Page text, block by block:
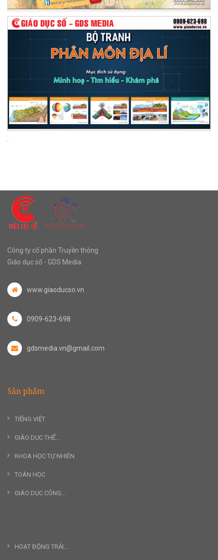
Công ty cổ phần Truyền thông
Giáo dục số - GDS Media
www.giaoducso.vn
0909-623-698
gdsmedia.vn@gmail.com
Sản phẩm
TIẾNG VIỆT
GIÁO DỤC THỂ...
KHOA HỌC TỰ NHIÊN
TOÁN HỌC
GIÁO DỤC CÔNG...
HOẠT ĐỘNG TRẢI...